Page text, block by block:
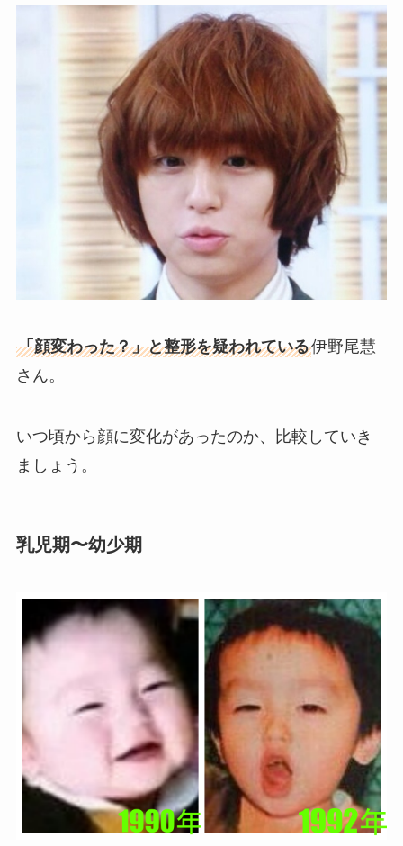
「顔変わった？」と整形を疑われている伊野尾慧
さん。
いつ頃から顔に変化があったのか、比較していき
ましょう。
乳児期〜幼少期